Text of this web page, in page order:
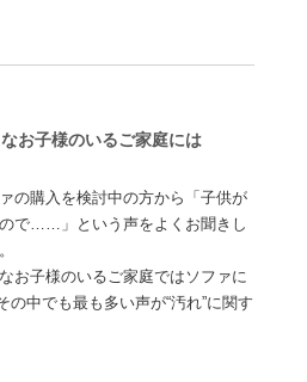
お子様のいるご家庭には
の購入を検討中の方から「子供が
で……」という声をよくお聞きし
お子様のいるご家庭ではソファに
の中でも最も多い声が“汚れ”に関す